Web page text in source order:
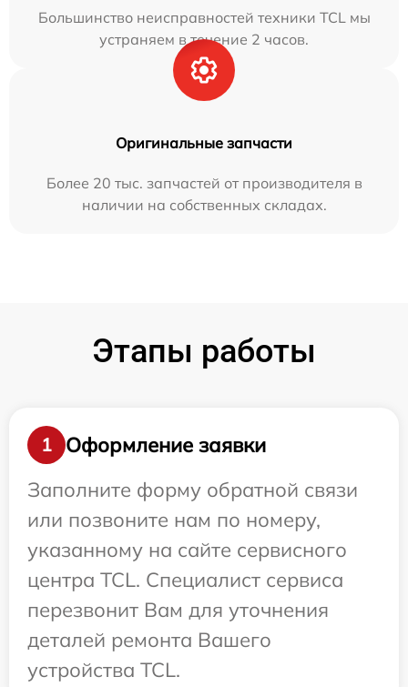
Большинство неисправностей техники TCL мы
устраняем в течение 2 часов.
Оригинальные запчасти
Более 20 тыс. запчастей от производителя в
наличии на собственных складах.
Этапы работы
1
Оформление заявки
Заполните форму обратной связи
или позвоните нам по номеру,
указанному на сайте сервисного
центра TCL. Специалист сервиса
перезвонит Вам для уточнения
деталей ремонта Вашего
устройства TCL.